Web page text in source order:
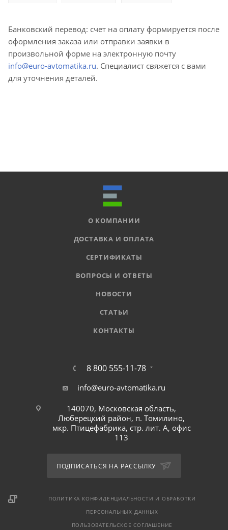
Банковский перевод: счет на оплату формируется после
оформления заказа или отправки заявки в
произвольной форме на электронную почту
info@euro-avtomatika.ru. Специалист свяжется с вами
для уточнения деталей.
О КОМПАНИИ
ДОСТАВКА И ОПЛАТА
СЕРТИФИКАТЫ
ВОПРОСЫ И ОТВЕТЫ
НОВОСТИ
СТАТЬИ
КОНТАКТЫ
8 800 555-11-78
info@euro-avtomatika.ru
140070, Московская область,
Люберецкий район, п. Томилино,
мкр. Птицефабрика, стр. лит. А, офис
113
ПОДПИСАТЬСЯ НА РАССЫЛКУ
ПОЛИТИКА КОНФИДЕНЦИАЛЬНОСТИ И ОБРАБОТКИ
ПЕРСОНАЛЬНЫХ ДАННЫХ
ПОЛЬЗОВАТЕЛЬСКОЕ СОГЛАШЕНИЕ